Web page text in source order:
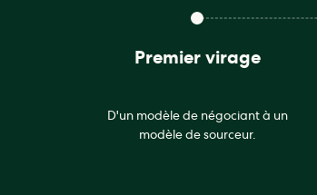
Premier virage
D'un modèle de négociant à un
modèle de sourceur.